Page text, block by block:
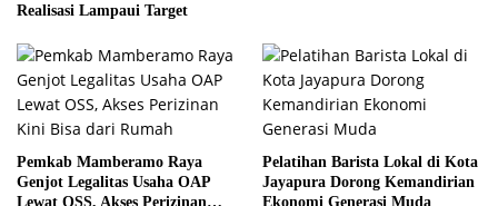
Realisasi Lampaui Target
Pemkab Mamberamo Raya
Genjot Legalitas Usaha OAP
Lewat OSS, Akses Perizinan
Pelatihan Barista Lokal di Kota
Jayapura Dorong Kemandirian
Ekonomi Generasi Muda